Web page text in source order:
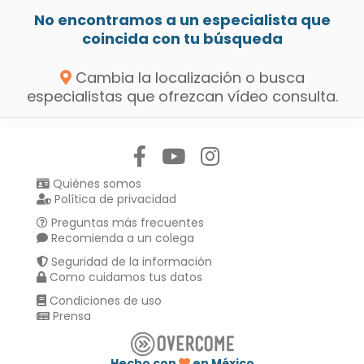
No encontramos a un especialista que
coincida con tu búsqueda
Cambia la localización o busca
especialistas que ofrezcan vídeo consulta.
Quiénes somos
Política de privacidad
Preguntas más frecuentes
Recomienda a un colega
Seguridad de la información
Como cuidamos tus datos
Condiciones de uso
Prensa